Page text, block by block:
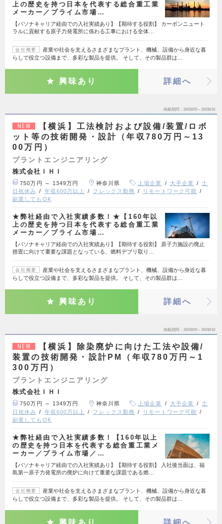
上の歴史を持つ日本を代表する総合重工業
メーカー／プライム市場…
【パソナキャリア経由での入社実績あり】【期待する役割】 カーボンニュート
ラルに貢献する原子力発電所に係わる工事における全体…
会社概要
産業や社会を支えるさまざまなプラント、機械、設備から身近な暮
らしで役立つ設備まで、多彩な製品を提供。 そして、その製品群は…
興味あり 詳細へ
掲載期間 26/08/05～26/08/18
NEW
【横浜】工法検討および設備/装置/ロボ
ット等の技術開発・設計（年収780万円～13
00万円）
プラントエンジニアリング
株式会社ＩＨＩ
750万円 ～ 1349万円 神奈川県 上場企業 大手企業
土
日祝休み
年収600万以上 フレックス勤務
リモートワーク可能
副業してもOK
★弊社経由で入社実績多数！★【160年以
上の歴史を持つ日本を代表する総合重工業
メーカー／プライム市場…
【パソナキャリア経由での入社実績あり】【期待する役割】 原子力施設の廃止
措置に向けて重要な課題となっている、燃料デブリ取り…
会社概要
産業や社会を支えるさまざまなプラント、機械、設備から身近な暮
らしで役立つ設備まで、多彩な製品を提供。 そして、その製品群は…
興味あり 詳細へ
掲載期間 26/08/05～26/08/18
NEW
【横浜】除染廃炉に向けた工法や設備/
装置の技術開発・設計PM（年収780万円～1
300万円）
プラントエンジニアリング
株式会社ＩＨＩ
750万円 ～ 1349万円 神奈川県 上場企業 大手企業
土
日祝休み
年収600万以上 フレックス勤務
リモートワーク可能
副業してもOK
★弊社経由で入社実績多数！【160年以上
の歴史を持つ日本を代表する総合重工業メ
ーカー／プライム市場／…
【パソナキャリア経由での入社実績あり】【期待する役割】 入社後当面は、福
島第一原子力発電所の廃炉に向けて重要な課題である燃…
会社概要
産業や社会を支えるさまざまなプラント、機械、設備から身近な暮
らしで役立つ設備まで、多彩な製品を提供。 そして、その製品群は…
興味あり 詳細へ